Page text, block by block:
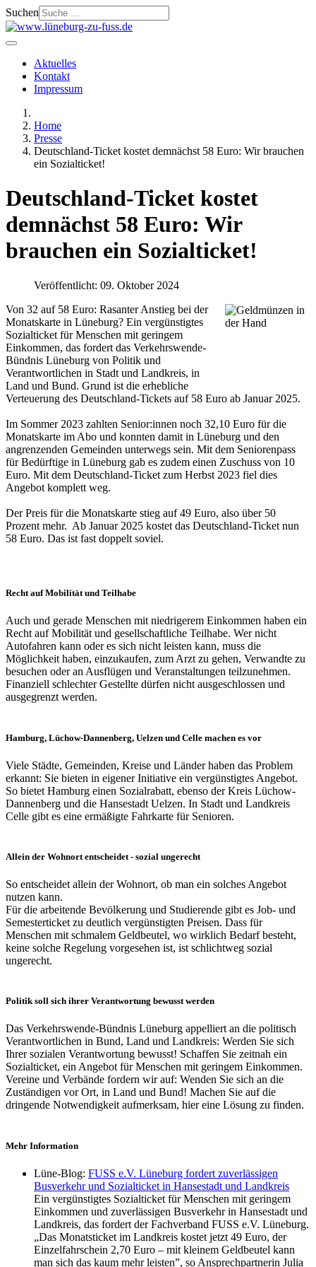
Suchen
Aktuelles
Kontakt
Impressum
Home
Presse
Deutschland-Ticket kostet demnächst 58 Euro: Wir brauchen
ein Sozialticket!
Deutschland-Ticket kostet
demnächst 58 Euro: Wir
brauchen ein Sozialticket!
Veröffentlicht: 09. Oktober 2024
Von 32 auf 58 Euro: Rasanter Anstieg bei der
Monatskarte in Lüneburg? Ein vergünstigtes
Sozialticket für Menschen mit geringem
Einkommen, das fordert das Verkehrswende-
Bündnis Lüneburg von Politik und
Verantwortlichen in Stadt und Landkreis, in
Land und Bund. Grund ist die erhebliche
Verteuerung des Deutschland-Tickets auf 58 Euro ab Januar 2025.
Im Sommer 2023 zahlten Senior:innen noch 32,10 Euro für die
Monatskarte im Abo und konnten damit in Lüneburg und den
angrenzenden Gemeinden unterwegs sein. Mit dem Seniorenpass
für Bedürftige in Lüneburg gab es zudem einen Zuschuss von 10
Euro. Mit dem Deutschland-Ticket zum Herbst 2023 fiel dies
Angebot komplett weg.
Der Preis für die Monatskarte stieg auf 49 Euro, also über 50
Prozent mehr. Ab Januar 2025 kostet das Deutschland-Ticket nun
58 Euro. Das ist fast doppelt soviel.
Recht auf Mobilität und Teilhabe
Auch und gerade Menschen mit niedrigerem Einkommen haben ein
Recht auf Mobilität und gesellschaftliche Teilhabe. Wer nicht
Autofahren kann oder es sich nicht leisten kann, muss die
Möglichkeit haben, einzukaufen, zum Arzt zu gehen, Verwandte zu
besuchen oder an Ausflügen und Veranstaltungen teilzunehmen.
Finanziell schlechter Gestellte dürfen nicht ausgeschlossen und
ausgegrenzt werden.
Hamburg, Lüchow-Dannenberg, Uelzen und Celle machen es vor
Viele Städte, Gemeinden, Kreise und Länder haben das Problem
erkannt: Sie bieten in eigener Initiative ein vergünstigtes Angebot.
So bietet Hamburg einen Sozialrabatt, ebenso der Kreis Lüchow-
Dannenberg und die Hansestadt Uelzen. In Stadt und Landkreis
Celle gibt es eine ermäßigte Fahrkarte für Senioren.
Allein der Wohnort entscheidet - sozial ungerecht
So entscheidet allein der Wohnort, ob man ein solches Angebot
nutzen kann.
Für die arbeitende Bevölkerung und Studierende gibt es Job- und
Semesterticket zu deutlich vergünstigten Preisen. Dass für
Menschen mit schmalem Geldbeutel, wo wirklich Bedarf besteht,
keine solche Regelung vorgesehen ist, ist schlichtweg sozial
ungerecht.
Politik soll sich ihrer Verantwortung bewusst werden
Das Verkehrswende-Bündnis Lüneburg appelliert an die politisch
Verantwortlichen in Bund, Land und Landkreis: Werden Sie sich
Ihrer sozialen Verantwortung bewusst! Schaffen Sie zeitnah ein
Sozialticket, ein Angebot für Menschen mit geringem Einkommen.
Vereine und Verbände fordern wir auf: Wenden Sie sich an die
Zuständigen vor Ort, in Land und Bund! Machen Sie auf die
dringende Notwendigkeit aufmerksam, hier eine Lösung zu finden.
Mehr Information
Lüne-Blog: FUSS e.V. Lüneburg fordert zuverlässigen
Busverkehr und Sozialticket in Hansestadt und Landkreis
Ein vergünstigtes Sozialticket für Menschen mit geringem
Einkommen und zuverlässigen Busverkehr in Hansestadt und
Landkreis, das fordert der Fachverband FUSS e.V. Lüneburg.
„Das Monatsticket im Landkreis kostet jetzt 49 Euro, der
Einzelfahrschein 2,70 Euro – mit kleinem Geldbeutel kann
man sich das kaum mehr leisten”, so Ansprechpartnerin Julia